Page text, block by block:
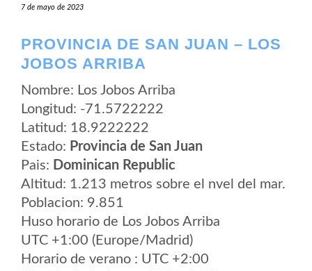
7 de mayo de 2023
PROVINCIA DE SAN JUAN – LOS
JOBOS ARRIBA
Nombre: Los Jobos Arriba
Longitud: -71.5722222
Latitud: 18.9222222
Estado: Provincia de San Juan
Pais: Dominican Republic
Altitud: 1.213 metros sobre el nvel del mar.
Poblacion: 9.851
Huso horario de Los Jobos Arriba
UTC +1:00 (Europe/Madrid)
Horario de verano : UTC +2:00